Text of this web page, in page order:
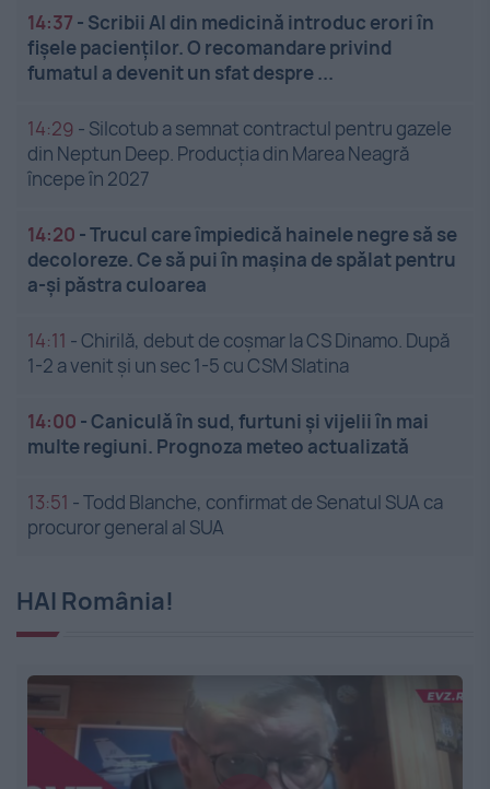
14:37 - Scribii AI din medicină introduc erori în
fișele pacienților. O recomandare privind
fumatul a devenit un sfat despre ...
14:29 - Silcotub a semnat contractul pentru gazele
din Neptun Deep. Producția din Marea Neagră
începe în 2027
14:20 -Trucul care împiedică hainele negre să se
decoloreze. Ce să pui în mașina de spălat pentru
a-și păstra culoarea
14:11 -Chirilă, debut de coșmar la CS Dinamo. După
1-2 a venit și un sec 1-5 cu CSM Slatina
14:00 -Caniculă în sud, furtuni și vijelii în mai
multe regiuni. Prognoza meteo actualizată
13:51 -Todd Blanche, confirmat de Senatul SUA ca
procuror general al SUA
HAI România!